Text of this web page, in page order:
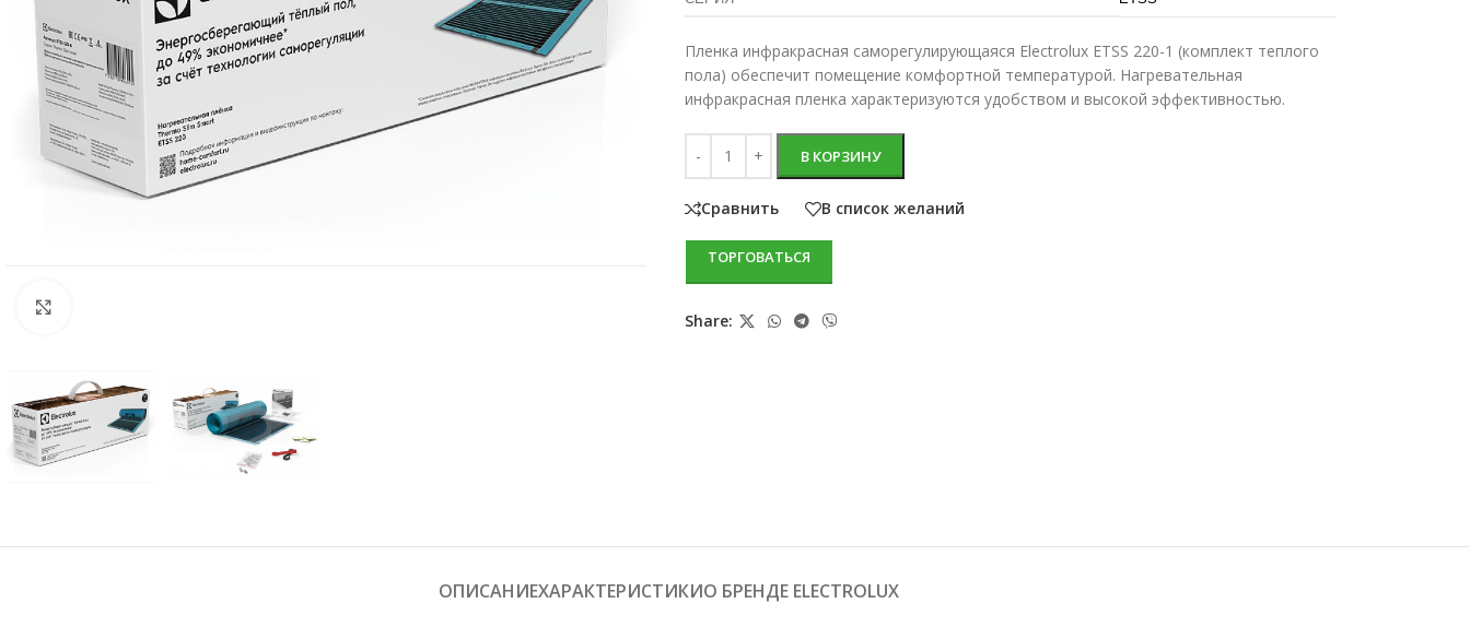
Пленка инфракрасная саморегулирующаяся Electrolux ETSS 220-1 (комплект теплого
пола) обеспечит помещение комфортной температурой. Нагревательная
инфракрасная пленка характеризуются удобством и высокой эффективностью.
В КОРЗИНУ
Сравнить В список желаний
ТОРГОВАТЬСЯ
Share:
ОПИСАНИЕХАРАКТЕРИСТИКИО БРЕНДЕ ELECTROLUX